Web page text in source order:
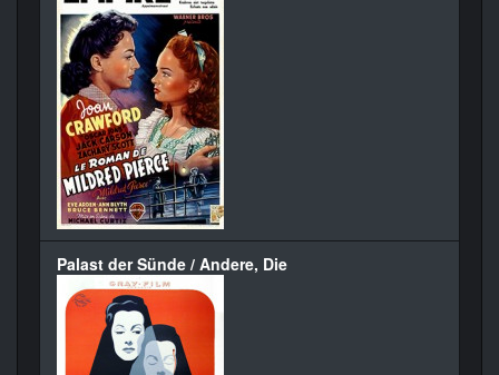
Palast der Sünde / Andere, Die